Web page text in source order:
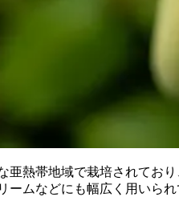
亜熱帯地域で栽培されてお
ームなどにも幅広く用いら